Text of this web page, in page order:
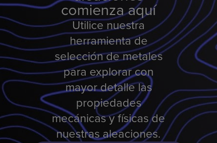
comienza aquí
Utilice nuestra
herramienta de
selección de metales
para explorar con
mayor detalle las
propiedades
mecánicas y físicas de
nuestras aleaciones.